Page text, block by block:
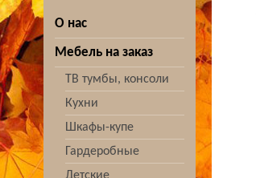
О нас
Мебель на заказ
ТВ тумбы, консоли
Кухни
Шкафы-купе
Гардеробные